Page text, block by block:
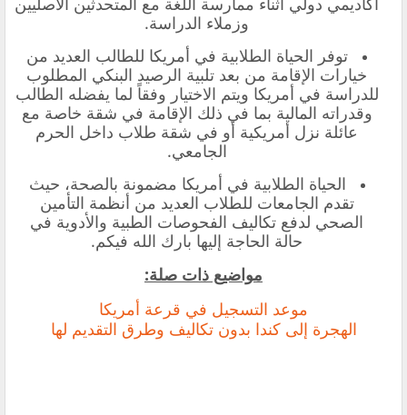
وزملاء الدراسة.
توفر الحياة الطلابية في أمريكا للطالب العديد من
خيارات الإقامة من بعد تلبية الرصيد البنكي المطلوب
للدراسة في أمريكا ويتم الاختيار وفقاً لما يفضله الطالب
وقدراته المالية بما في ذلك الإقامة في شقة خاصة مع
عائلة نزل أمريكية أو في شقة طلاب داخل الحرم
الجامعي.
الحياة الطلابية في أمريكا مضمونة بالصحة، حيث
تقدم الجامعات للطلاب العديد من أنظمة التأمين
الصحي لدفع تكاليف الفحوصات الطبية والأدوية في
حالة الحاجة إليها بارك الله فيكم.
مواضيع ذات صلة:
موعد التسجيل في قرعة أمريكا
‏الهجرة إلى كندا بدون تكاليف وطرق التقديم لها